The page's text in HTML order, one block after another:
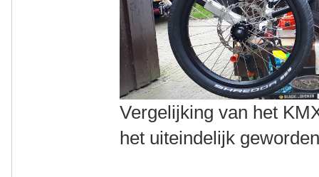
Vergelijking van het
het uiteindelijk